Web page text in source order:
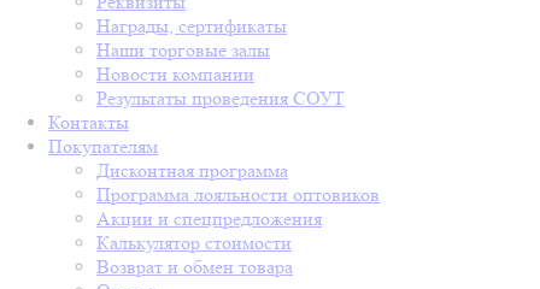
Награды, сертификаты
Наши торговые залы
Новости компании
Результаты проведения СОУТ
Контакты
Покупателям
Дисконтная программа
Программа лояльности оптовиков
Акции и спецпредложения
Калькулятор стоимости
Возврат и обмен товара